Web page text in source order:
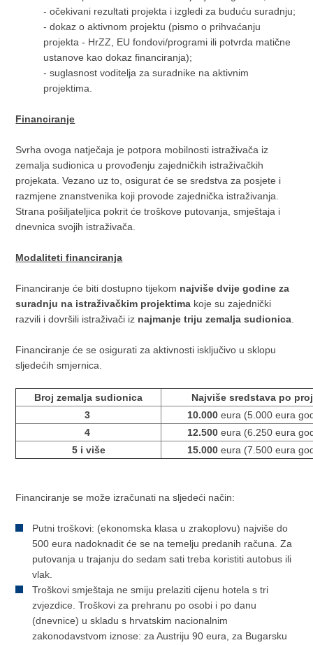
- očekivani rezultati projekta i izgledi za buduću suradnju;
- dokaz o aktivnom projektu (pismo o prihvaćanju
projekta - HrZZ, EU fondovi/programi ili potvrda matične
ustanove kao dokaz financiranja);
- suglasnost voditelja za suradnike na aktivnim
projektima.
Financiranje
Svrha ovoga natječaja je potpora mobilnosti istraživača iz
zemalja sudionica u provođenju zajedničkih istraživačkih
projekata. Vezano uz to, osigurat će se sredstva za posjete i
razmjene znanstvenika koji provode zajednička istraživanja.
Strana pošiljateljica pokrit će troškove putovanja, smještaja i
dnevnica svojih istraživača.
Modaliteti financiranja
Financiranje će biti dostupno tijekom najviše dvije godine za
suradnju na istraživačkim projektima koje su zajednički
razvili i dovršili istraživači iz najmanje triju zemalja sudionica
Financiranje će se osigurati za aktivnosti isključivo u sklopu
sljedećih smjernica.
Broj zemalja sudionica
Najviše sredstava po
3
10.000eura (5.000 eura
4
12.500eura (6.250 eura
5 i više
15.000eura (7.500 eura
Financiranje se može izračunati na sljedeći način:
Putni troškovi: (ekonomska klasa u zrakoplovu) najviše do
500 eura nadoknadit će se na temelju predanih računa. Za
putovanja u trajanju do sedam sati treba koristiti autobus ili
vlak.
Troškovi smještaja ne smiju prelaziti cijenu hotela s tri
zvjezdice. Troškovi za prehranu po osobi i po danu
(dnevnice) u skladu s hrvatskim nacionalnim
zakonodavstvom iznose: za Austriju 90 eura, za Bugarsku